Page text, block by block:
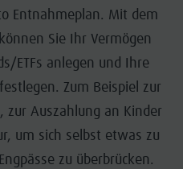
Entnahmeplan. Mit dem
Sie Ihr Vermögen
ETFs anlegen und Ihre
Zum Beispiel zur
zur Auszahlung an Kinder
um sich selbst etwas zu
zu überbrücken.